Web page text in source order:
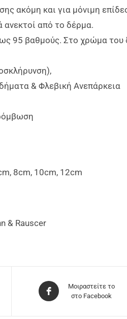
ακόμη και για μόνιμη
ανεκτοί από το δέρμα.
95 βαθμούς. Στο χρώμα του
& Φλεβική Ανεπάρκεια
8cm, 10cm, 12cm
& Rauscer
Μοιραστείτε το
στο Facebook